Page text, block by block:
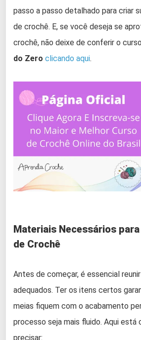
passo a passo detalhado para criar
de crochê. E, se você deseja se
crochê, não deixe de conferir o curso
do Zero clicando aqui.
Materiais Necessários
de Crochê
Antes de começar, é essencial
adequados. Ter os itens certos
meias fiquem com o acabamento
processo seja mais fluido. Aqui está
precisar: